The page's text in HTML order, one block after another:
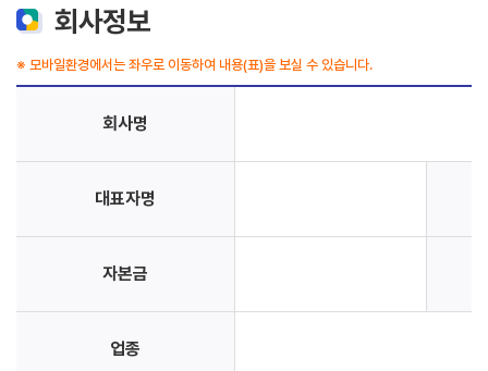
회사정보
※ 모바일환경에서는 좌우로 이동하여 내용(표)을 보실 수 있습니다.
회사명
대표자명
자본금
업종